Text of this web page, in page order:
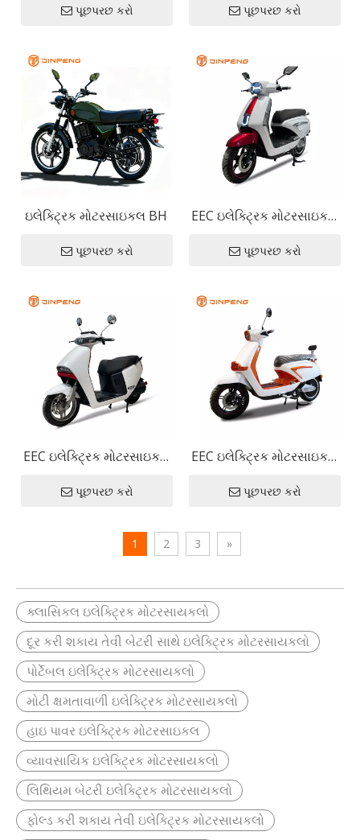
પૂછપરછ કરો પૂછપરછ કરો
ઇલેક્ટ્રિક મોટરસાઇકલ BH
પૂછપરછ કરો
EEC ઇલેક્ટ્રિક મોટરસાઇકલ
પૂછપરછ કરો
EEC ઇલેક્ટ્રિક મોટરસાઇકલ
પૂછપરછ કરો
EEC ઇલેક્ટ્રિક મોટરસાઇકલ
પૂછપરછ કરો
1 2 3 »
ક્લાસિકલ ઇલેક્ટ્રિક મોટરસાયકલો
દૂર કરી શકાય તેવી બેટરી સાથે ઇલેક્ટ્રિક મોટરસાયકલો
પોર્ટેબલ ઇલેક્ટ્રિક મોટરસાયકલો
મોટી ક્ષમતાવાળી ઇલેક્ટ્રિક મોટરસાયકલો
હાઇ પાવર ઇલેક્ટ્રિક મોટરસાઇકલ
વ્યાવસાયિક ઇલેક્ટ્રિક મોટરસાયકલો
લિથિયમ બેટરી ઇલેક્ટ્રિક મોટરસાયકલો
ફોલ્ડ કરી શકાય તેવી ઇલેક્ટ્રિક મોટરસાયકલો